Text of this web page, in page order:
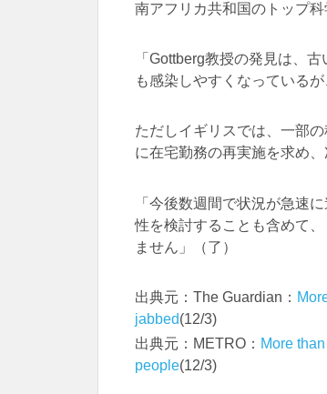
南アフリカ共和国のトップ
「Gottberg教授の発見は、
も感染しやすくなっている
ただしイギリスでは、一部
に在宅勤務の再実施を求め
「今後数週間で状況が急速
性を検討することも含めて
ません」（了）
出典元：The Guardian：
jabbed(12/3)
出典元：METRO： More
people(12/3)